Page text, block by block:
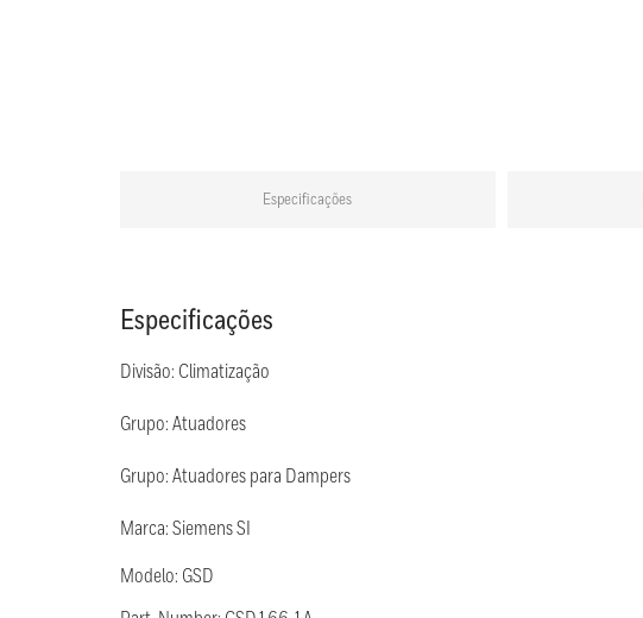
Especificações
Especificações
Divisão: Climatização
Grupo: Atuadores
Grupo: Atuadores para Dampers
Marca: Siemens SI
Modelo: GSD